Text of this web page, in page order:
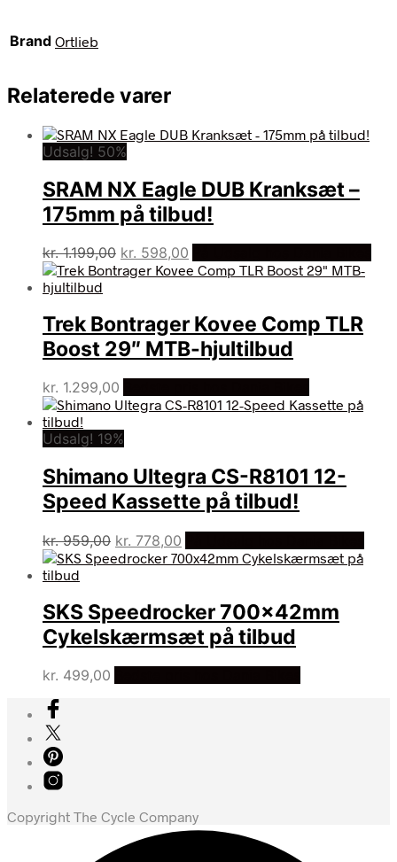
Brand Ortlieb
Relaterede varer
Udsalg! 50%
SRAM NX Eagle DUB Kranksæt –
175mm på tilbud!
kr.1.199,00 Den
oprindelige
kr. 1.199,00.
kr. 598,00
aktuelle
kr. 598,00.
Trek Bontrager Kovee Comp TLR
Boost 29″ MTB-hjultilbud
kr. 1.299,00
Udsalg! 19%
Shimano Ultegra CS-R8101 12-
Speed Kassette på tilbud!
kr.959,00 Den
oprindelige
kr. 959,00.
kr. 778,00
aktuelle
kr. 778,00.
SKS Speedrocker 700x42mm
Cykelskærmsæt på tilbud
kr. 499,00
Copyright The Cycle Company